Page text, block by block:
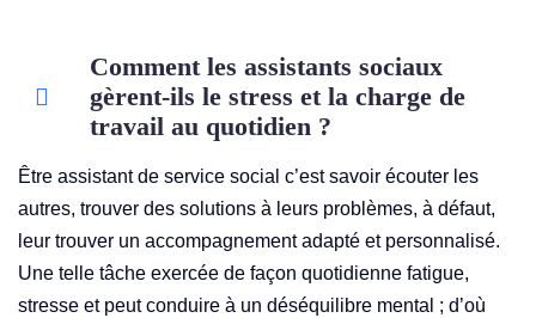
Comment les assistants sociaux
gèrent-ils le stress et la charge de
travail au quotidien ?
Être assistant de service social c’est savoir écouter les
autres, trouver des solutions à leurs problèmes, à défaut,
leur trouver un accompagnement adapté et personnalisé.
Une telle tâche exercée de façon quotidienne fatigue,
stresse et peut conduire à un déséquilibre mental ; d’où